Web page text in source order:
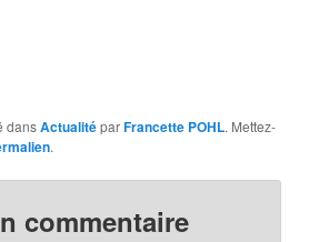
dansActualitéparFrancette POHL. Mettez-
.
commentaire